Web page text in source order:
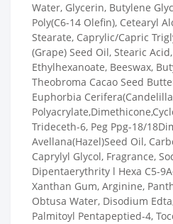
Water, Glycerin, Butylene
Poly(C6-14 Olefin), Cetearyl
Stearate, Caprylic/Capric
(Grape) Seed Oil, Stearic
Ethylhexanoate, Beeswax,
Theobroma Cacao Seed
Euphorbia
Trideceth-6, Peg Ppg-18/
Avellana(Hazel)Seed Oil,
Caprylyl Glycol, Fragrance,
Dipentaerythrity l Hexa C5-
Xanthan Gum, Arginine,
Obtusa Water, Disodium
Palmitoyl Pentapeptied-4,